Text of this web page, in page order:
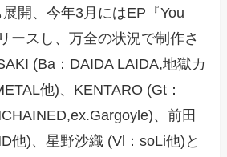
開、今年3月にはEP『You
ースし、万全の状況で制作さ
(Ba：DAIDA LAIDA,地獄カ
他)、KENTARO (Gt：
、前田
他)、星野沙織 (Vl：soLi他)と